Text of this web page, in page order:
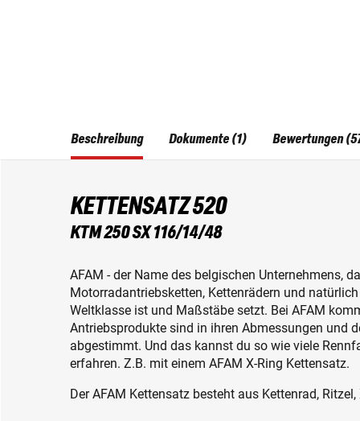
Beschreibung
KETTENSATZ 520
KTM 250 SX 116/14/48
AFAM - der Name des belgischen Unternehmens,
Motorradantriebsketten, Kettenrädern und
Weltklasse ist und Maßstäbe setzt. Bei AFAM
Antriebsprodukte sind in ihren Abmessungen und
abgestimmt. Und das kannst du so wie viele
erfahren. Z.B. mit einem AFAM X-Ring Kettensatz.
Der AFAM Kettensatz besteht aus Kettenrad,
Dokumente (1) Bewertungen